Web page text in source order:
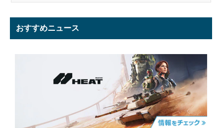
おすすめニュース